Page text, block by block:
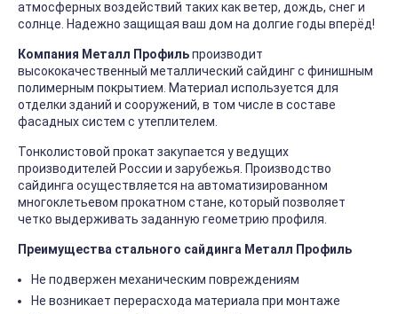
атмосферных воздействий таких как ветер, дождь, снег и
солнце. Надежно защищая ваш дом на долгие годы вперёд!
Компания Металл Профильпроизводит
высококачественный металлический сайдинг с финишным
полимерным покрытием. Материал используется для
отделки зданий и сооружений, в том числе в составе
фасадных систем с утеплителем.
Тонколистовой прокат закупается у ведущих
производителей России и зарубежья. Производство
сайдинга осуществляется на автоматизированном
многоклетьевом прокатном стане, который позволяет
четко выдерживать заданную геометрию профиля.
Преимущества стального сайдинга Металл Профиль
Не подвержен механическим повреждениям
Не возникает перерасхода материала при монтаже